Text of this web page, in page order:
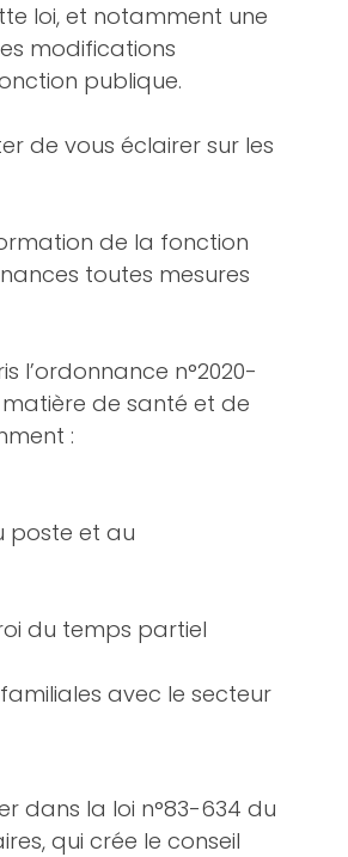
loi, et notamment une
modifications
publique.
de vous éclairer sur les
de la fonction
toutes mesures
l’ordonnance n°2020-
de santé et de
:
poste et au
du temps partiel
avec le secteur
dans la loi n°83-634 du
qui crée le conseil